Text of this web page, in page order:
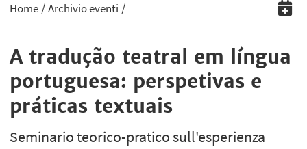
Home Archivio eventi
A tradução teatral em língua
portuguesa: perspetivas e
práticas textuais
Seminario teorico-pratico sull'esperienza